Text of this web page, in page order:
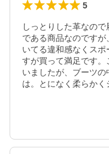
5
しっとりした革なの
である商品なのです
いてる違和感なくス
すが買って満足です
いましたが、ブーツ
は。とになく柔らかく